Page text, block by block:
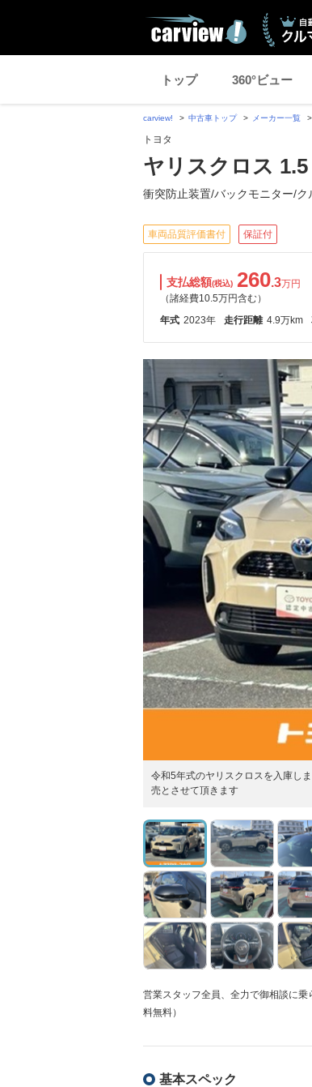
トップ 360°ビュー
carview! 中古車トップ メーカー一覧
トヨタ
ヤリスクロス
衝突防止装置/バックモニター/ク
車両品質評価書付 保証付
支払総額(税込) 260.3万円
（諸経費10.5万円含む）
年式 2023年 走行距離 4.9万km
令和5年式のヤリスクロスを入庫し
売とさせて頂きます
営業スタッフ全員、全力で御相談に
料無料）
基本スペック